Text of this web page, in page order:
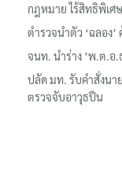
กฎหมาย ไร้สิทธิพิเศษ
ตำรวจนำตัว ‘ฉลอง
จนท. นำร่าง ’พ.ต.อ.
ปลัด มท. รับคำสั่งนา
ตรวจจับอาวุธปืน